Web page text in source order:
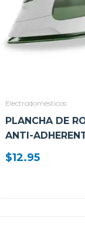
Electrodomésticos
PLANCHA DE
ANTI-
GCSTBS380
$12.95